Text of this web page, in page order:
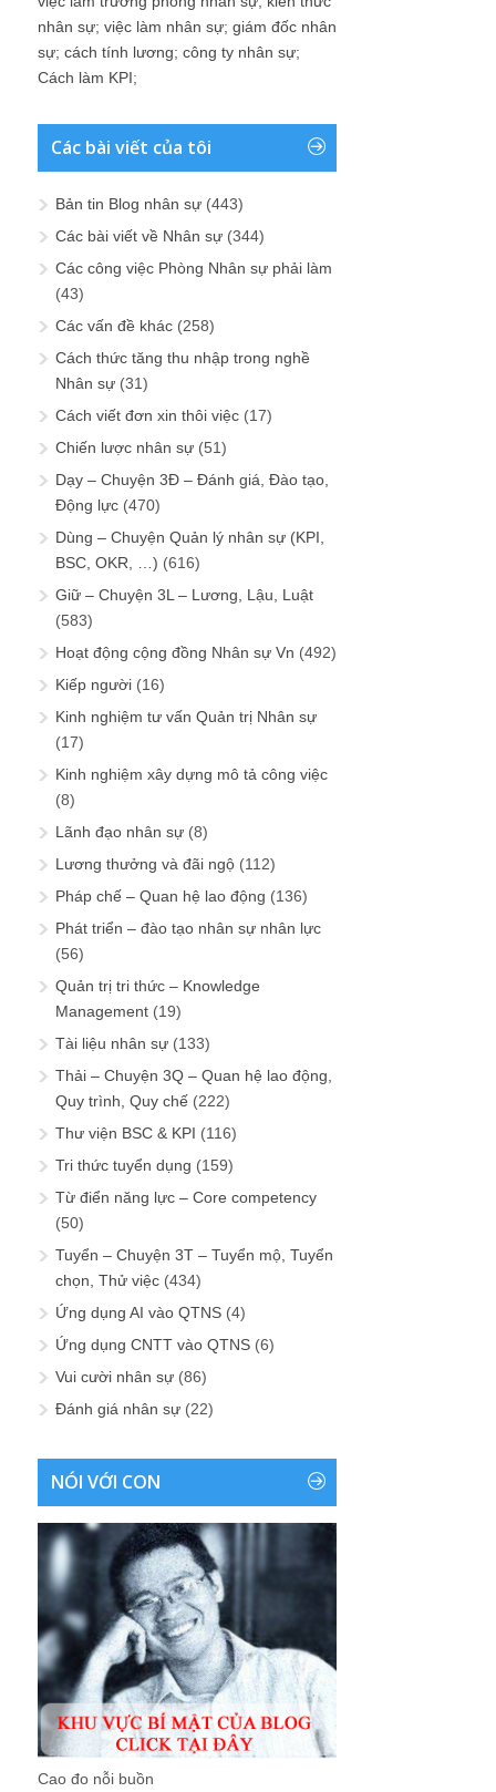
nhân sự; việc làm nhân sự; giám đốc nhân
sự; cách tính lương; công ty nhân sự;
Cách làm KPI;
Các bài viết của tôi
Bản tin Blog nhân sự (443)
Các bài viết về Nhân sự (344)
Các công việc Phòng Nhân sự phải làm
(43)
Các vấn đề khác (258)
Cách thức tăng thu nhập trong nghề
Nhân sự (31)
Cách viết đơn xin thôi việc (17)
Chiến lược nhân sự (51)
Dạy – Chuyện 3Đ – Đánh giá, Đào tạo,
Động lực (470)
Dùng – Chuyện Quản lý nhân sự (KPI,
BSC, OKR, …) (616)
Giữ – Chuyện 3L – Lương, Lậu, Luật
(583)
Hoạt động cộng đồng Nhân sự Vn (492)
Kiếp người (16)
Kinh nghiệm tư vấn Quản trị Nhân sự
(17)
Kinh nghiệm xây dựng mô tả công việc
(8)
Lãnh đạo nhân sự (8)
Lương thưởng và đãi ngộ (112)
Pháp chế – Quan hệ lao động (136)
Phát triển – đào tạo nhân sự nhân lực
(56)
Quản trị tri thức – Knowledge
Management (19)
Tài liệu nhân sự (133)
Thải – Chuyện 3Q – Quan hệ lao động,
Quy trình, Quy chế (222)
Thư viện BSC & KPI (116)
Tri thức tuyển dụng (159)
Từ điển năng lực – Core competency
(50)
Tuyển – Chuyện 3T – Tuyển mộ, Tuyển
chọn, Thử việc (434)
Ứng dụng AI vào QTNS (4)
Ứng dụng CNTT vào QTNS (6)
Vui cười nhân sự (86)
Đánh giá nhân sự (22)
NÓI VỚI CON
Cao đo nỗi buồn